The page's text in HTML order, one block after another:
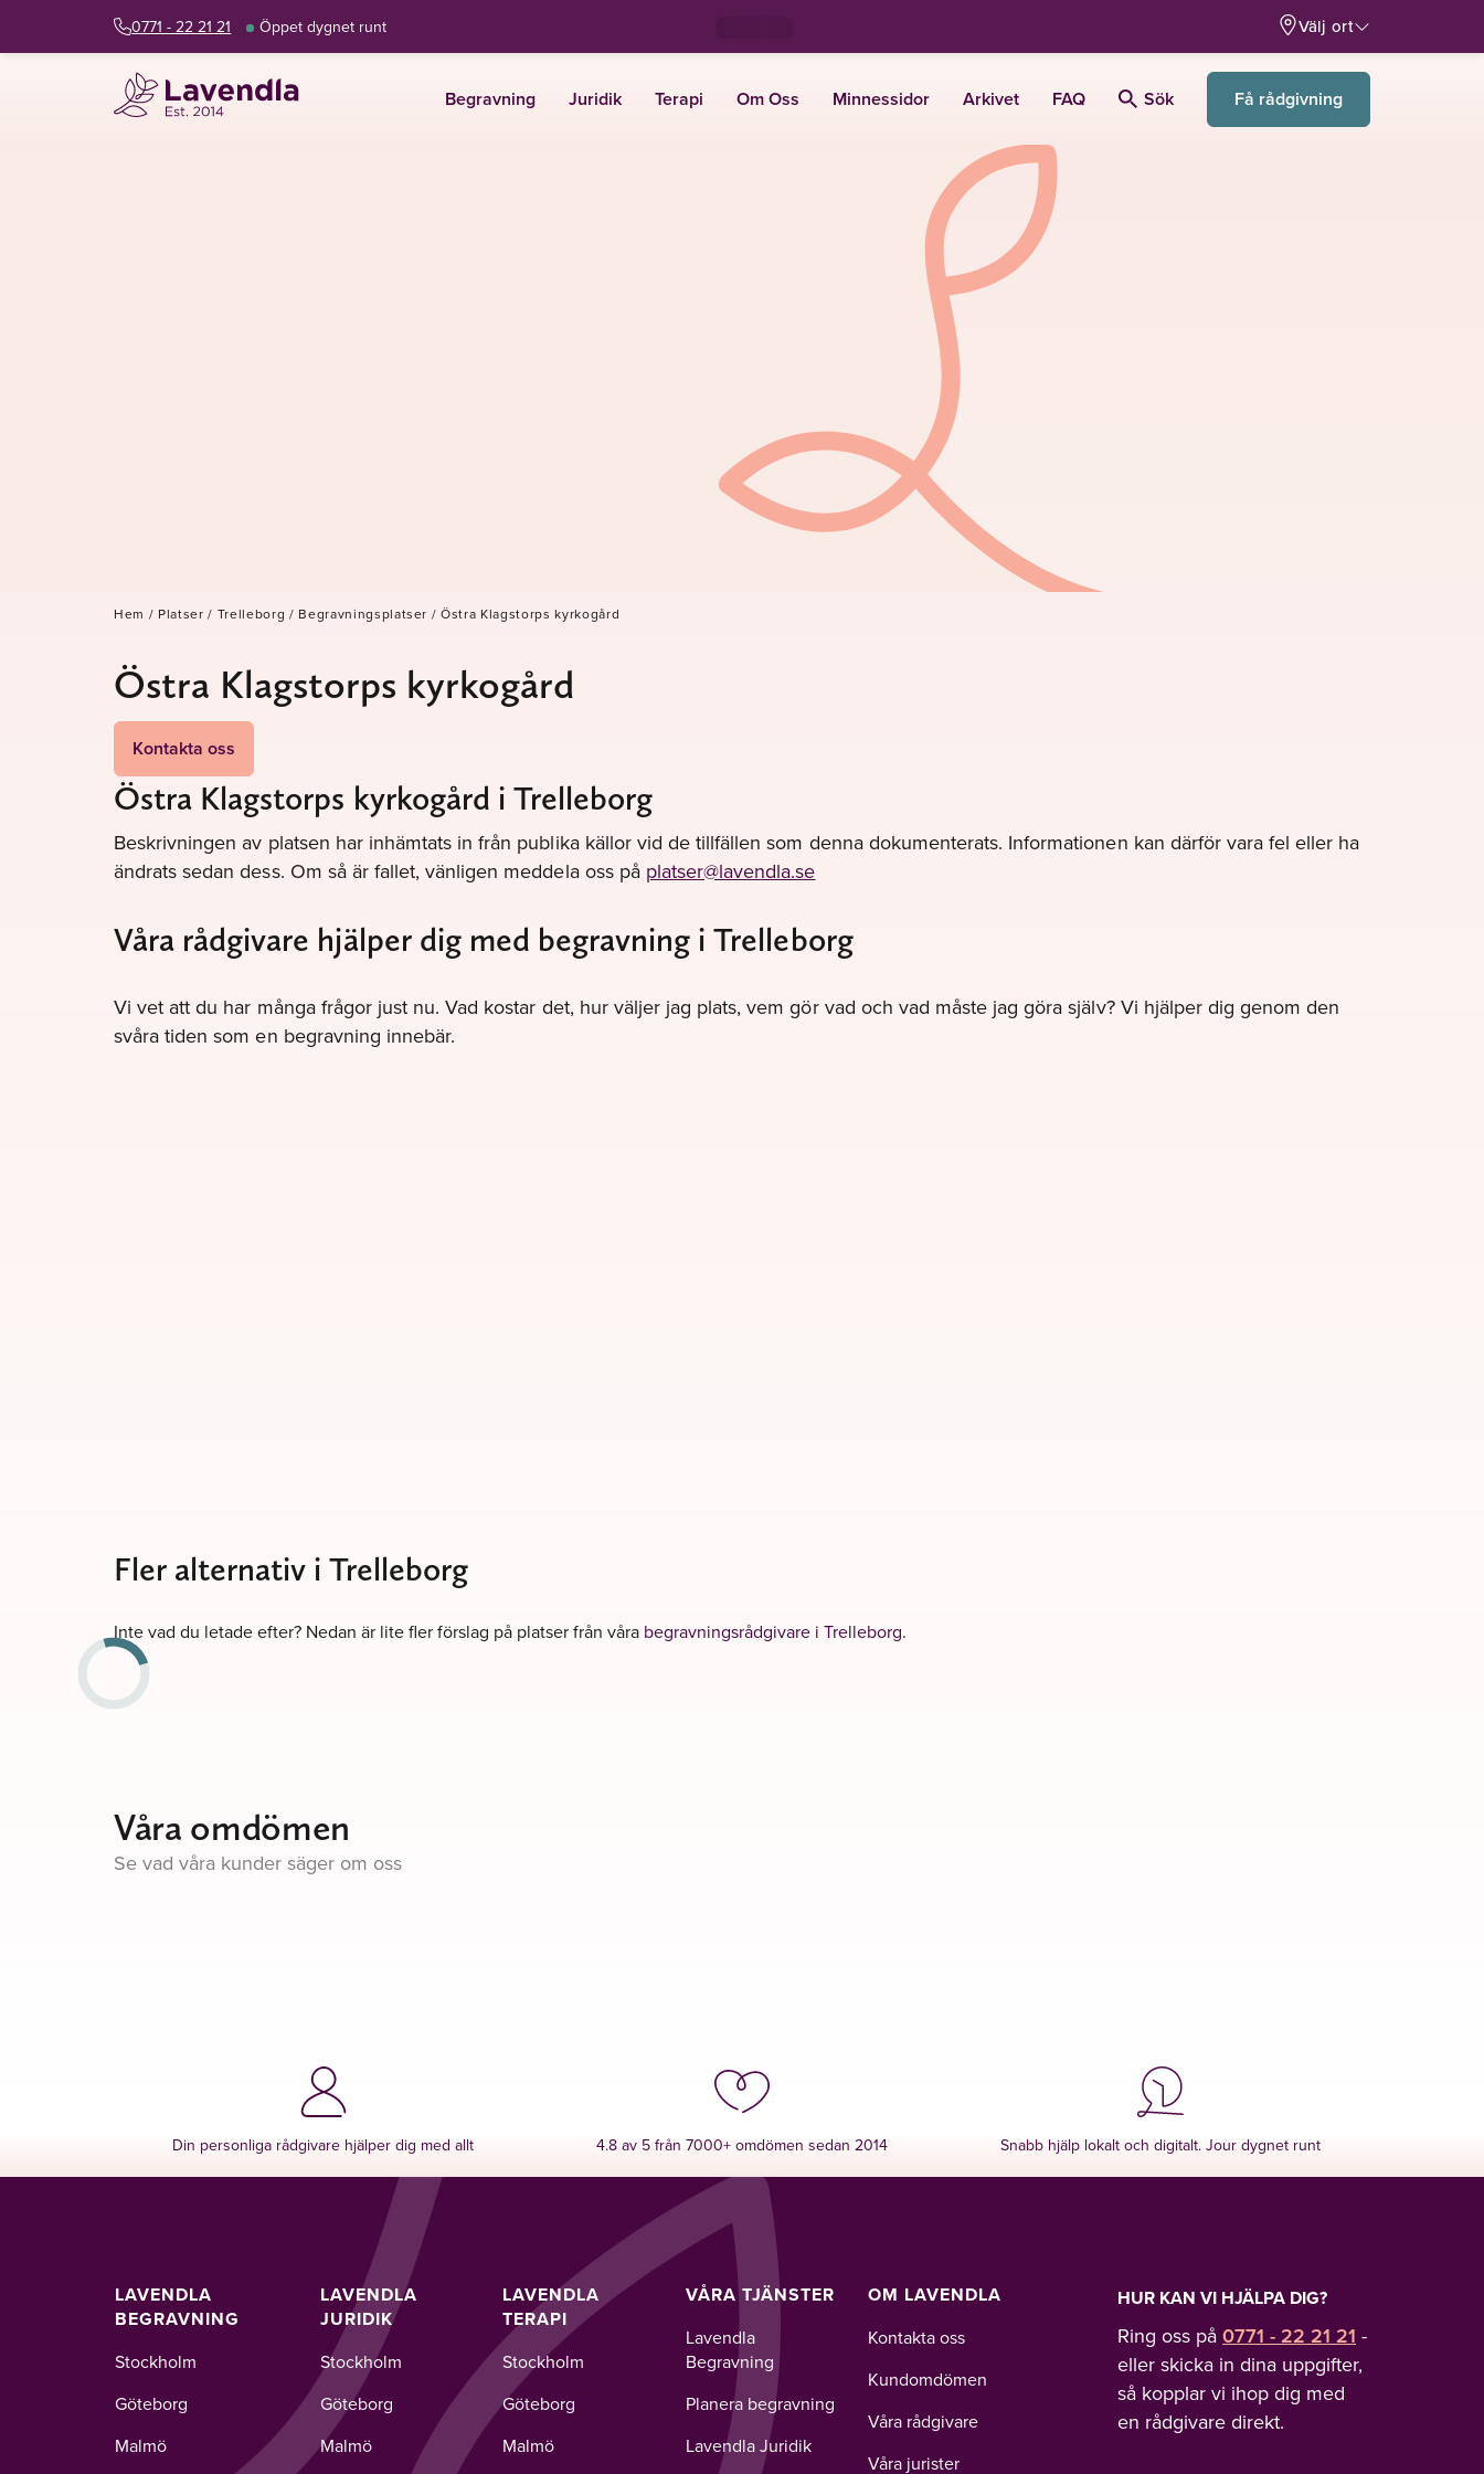
0771 - 22 21 21 Öppet dygnet runt Välj ort
Begravning Juridik Terapi Om Oss Minnessidor Arkivet FAQ Sök Få rådgivning
Hem / Platser / Trelleborg / Begravningsplatser / Östra Klagstorps kyrkogård
Östra Klagstorps kyrkogård
Kontakta oss
Östra Klagstorps kyrkogård i Trelleborg
Beskrivningen av platsen har inhämtats in från publika källor vid de tillfällen som denna dokumenterats. Informationen kan därför vara fel eller ha
ändrats sedan dess. Om så är fallet, vänligen meddela oss på platser@lavendla.se
Våra rådgivare hjälper dig med begravning i Trelleborg
Vi vet att du har många frågor just nu. Vad kostar det, hur väljer jag plats, vem gör vad och vad måste jag göra själv? Vi hjälper dig genom den
svåra tiden som en begravning innebär.
Fler alternativ i Trelleborg
Inte vad du letade efter? Nedan är lite fler förslag på platser från våra begravningsrådgivare i Trelleborg.
Våra omdömen
Se vad våra kunder säger om oss
Din personliga rådgivare hjälper dig med allt 4.8 av 5 från 7000+ omdömen sedan 2014 Snabb hjälp lokalt och digitalt. Jour dygnet runt
LAVENDLA
BEGRAVNING
Stockholm
Göteborg
Malmö
LAVENDLA
JURIDIK
Stockholm
Göteborg
Malmö
LAVENDLA
TERAPI
Stockholm
Göteborg
Malmö
VÅRA TJÄNSTER
Lavendla
Begravning
Planera begravning
Lavendla Juridik
OM LAVENDLA
Kontakta oss
Kundomdömen
Våra rådgivare
Våra jurister
HUR KAN VI HJÄLPA DIG?
Ring oss på 0771 - 22 21 21 -
eller skicka in dina uppgifter,
så kopplar vi ihop dig med
en rådgivare direkt.